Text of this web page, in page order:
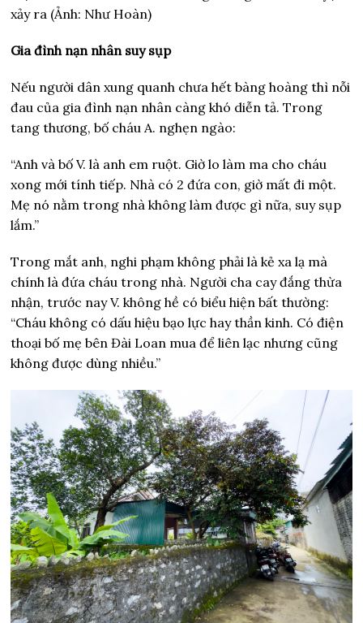
xảy ra (Ảnh: Như Hoàn)
Gia đình nạn nhân suy sụp
Nếu người dân xung quanh chưa hết bàng hoàng thì nỗi
đau của gia đình nạn nhân càng khó diễn tả. Trong
tang thương, bố cháu A. nghẹn ngào:
“Anh và bố V. là anh em ruột. Giờ lo làm ma cho cháu
xong mới tính tiếp. Nhà có 2 đứa con, giờ mất đi một.
Mẹ nó nằm trong nhà không làm được gì nữa, suy sụp
lắm.”
Trong mắt anh, nghi phạm không phải là kẻ xa lạ mà
chính là đứa cháu trong nhà. Người cha cay đắng thừa
nhận, trước nay V. không hề có biểu hiện bất thường:
“Cháu không có dấu hiệu bạo lực hay thần kinh. Có điện
thoại bố mẹ bên Đài Loan mua để liên lạc nhưng cũng
không được dùng nhiều.”